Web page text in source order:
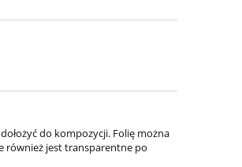
do kompozycji. Folię można
również jest transparentne po